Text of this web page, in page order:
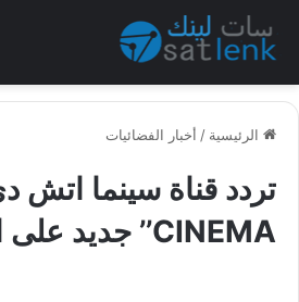
الرئيسية / أخبار الفضائيات
CINEMA’’ جديد على النايل سات